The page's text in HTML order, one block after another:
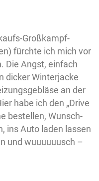
Großkampf-
fürchte ich mich vor
Die Angst, einfach
dicker Winterjacke
an der
habe ich den „Drive
bestellen, Wunsch-
ins Auto laden lassen
und wuuuuuusch –